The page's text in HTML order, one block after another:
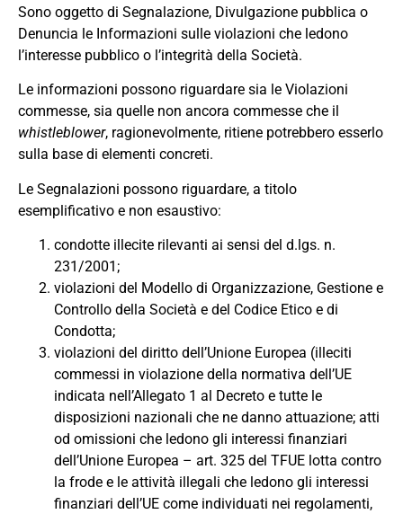
Sono oggetto di Segnalazione, Divulgazione pubblica o
Denuncia le Informazioni sulle violazioni che ledono
l’interesse pubblico o l’integrità della Società.
Le informazioni possono riguardare sia le Violazioni
commesse, sia quelle non ancora commesse che il
whistleblower, ragionevolmente, ritiene potrebbero esserlo
sulla base di elementi concreti.
Le Segnalazioni possono riguardare, a titolo
esemplificativo e non esaustivo:
condotte illecite rilevanti ai sensi del d.lgs. n.
231/2001;
violazioni del Modello di Organizzazione, Gestione e
Controllo della Società e del Codice Etico e di
Condotta;
violazioni del diritto dell’Unione Europea (illeciti
commessi in violazione della normativa dell’UE
indicata nell’Allegato 1 al Decreto e tutte le
disposizioni nazionali che ne danno attuazione; atti
od omissioni che ledono gli interessi finanziari
dell’Unione Europea – art. 325 del TFUE lotta contro
la frode e le attività illegali che ledono gli interessi
finanziari dell’UE come individuati nei regolamenti,